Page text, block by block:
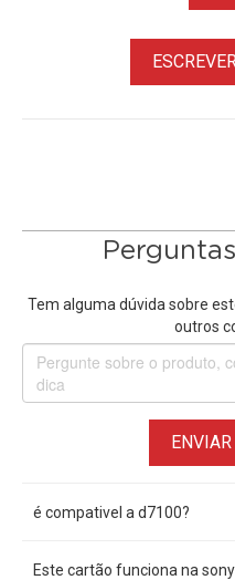
Tem alguma dúvida sobre
outros
é compativel a d7100?
Este cartão funciona na